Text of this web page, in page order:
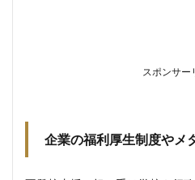
スポンサー
企業の福利厚生制度やメ